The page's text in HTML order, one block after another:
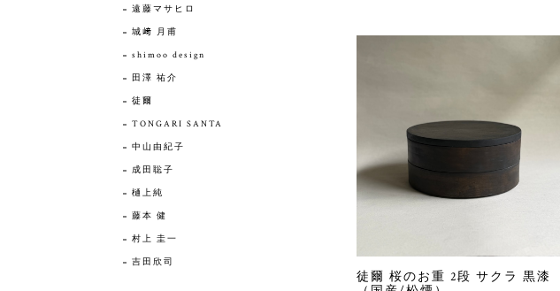
徒爾 桜のお重 2段 サクラ 黒漆
遠藤マサヒロ
城﨑 月甫
shimoo design
田澤 祐介
徒爾
TONGARI SANTA
中山由紀子
成田聡子
樋上純
藤本 健
村上 圭一
吉田欣司